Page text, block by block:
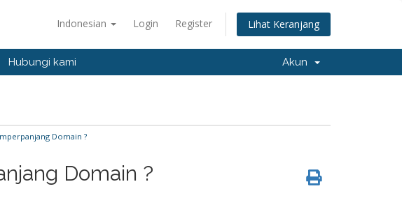
Indonesian Login Register Lihat Keranjang
Hubungi kami Akun
Domain ?
Domain ?